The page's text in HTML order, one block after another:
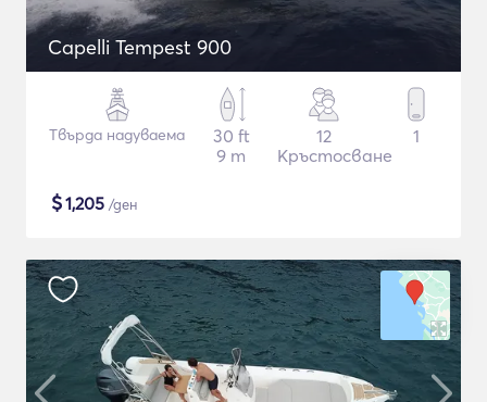
Capelli Tempest 900
Твърда надуваема
30 ft
9 m
12
Кръстосване
1
$1,205 /ден